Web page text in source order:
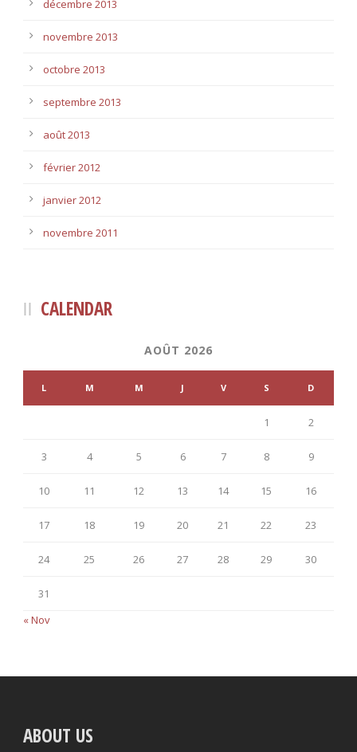
décembre 2013
novembre 2013
octobre 2013
septembre 2013
août 2013
février 2012
janvier 2012
novembre 2011
CALENDAR
AOÛT 2026
L M M J V S D
1 2
3 4 5 6 7 8 9
10 11 12 13 14 15 16
17 18 19 20 21 22 23
24 25 26 27 28 29 30
31
« Nov
ABOUT US